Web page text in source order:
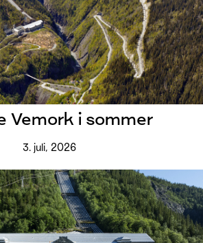
Vemork i sommer
3. juli, 2026